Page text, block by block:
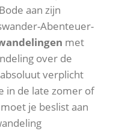
aan zijn
Abenteuer-
met
over de
verplicht
in de late zomer of
je beslist aan